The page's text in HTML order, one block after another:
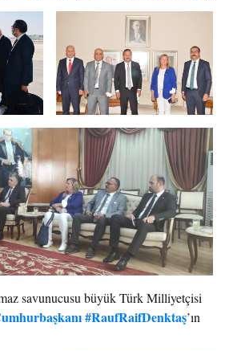
savunucusu büyük Türk Milliyetçisi
#RaufRaifDenktaş’ın